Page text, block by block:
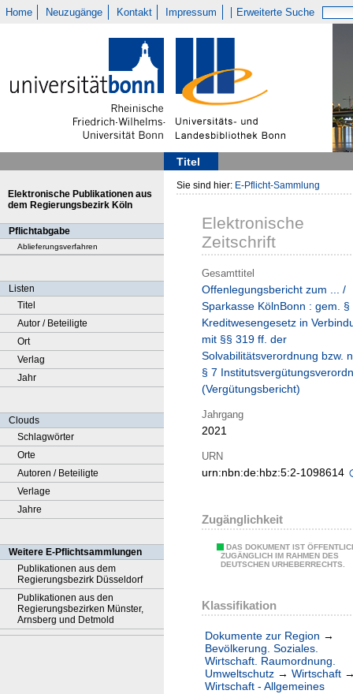
Home Neuzugänge Kontakt Impressum Erweiterte Suche
Titel
Elektronische Publikationen aus
dem Regierungsbezirk Köln
Pflichtabgabe
Ablieferungsverfahren
Listen
Titel
Autor / Beteiligte
Ort
Verlag
Jahr
Clouds
Schlagwörter
Orte
Autoren / Beteiligte
Verlage
Jahre
Weitere E-Pflichtsammlungen
Publikationen aus dem
Regierungsbezirk Düsseldorf
Publikationen aus den
Regierungsbezirken Münster,
Arnsberg und Detmold
Sie sind hier: E-Pflicht-Sammlung
Elektronische
Zeitschrift
Gesamttitel
Offenlegungsbericht zum ... /
Sparkasse KölnBonn : gem. §
Kreditwesengesetz in
mit §§ 319 ff. der
Solvabilitätsverordnung bzw.
§ 7
(Vergütungsbericht)
Jahrgang
2021
URN
urn:nbn:de:hbz:5:2-1098614
Zugänglichkeit
DAS DOKUMENT IST
ZUGÄNGLICH IM RAHMEN DES
DEUTSCHEN URHEBERRECHTS.
Klassifikation
Dokumente zur Region →
Bevölkerung. Soziales.
Wirtschaft. Raumordnung.
Umweltschutz → Wirtschaft
Wirtschaft - Allgemeines